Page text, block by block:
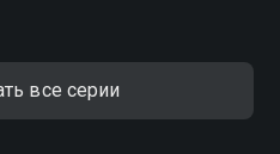
все серии